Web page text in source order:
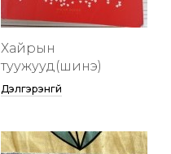
Хайрын
туужууд(шинэ)
Дэлгэрэнгүй